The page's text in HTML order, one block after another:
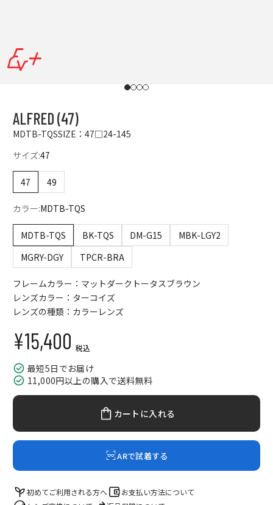
I18n Error: Missing interpolation value
I18n Error: Missing interpolation value
I18n Error: Missing interpolation value
I18n Error: Missing interpolation value
ALFRED (47)
MDTB-TQSSIZE：47□24-145
サイズ:47
47 49
カラー:MDTB-TQS
MDTB-TQS BK-TQS DM-G15
MBK-LGY2
MGRY-DGY
TPCR-BRA
フレームカラー：マットダークトータスブラウン
レンズカラー：ターコイズ
レンズの種類：カラーレンズ
セール価格
¥15,400 税込
最短5日でお届け
11,000円以上の購入で送料無料
カートに入れる
ARで試着する
初めてご利用される方へ
お支払い方法について